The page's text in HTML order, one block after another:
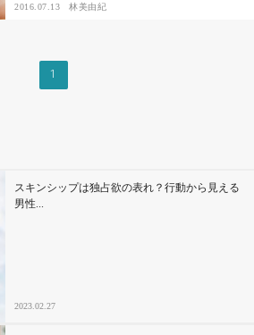
2016.07.13 林美由紀
1
スキンシップは独占欲の表れ？行動から見える
男性...
2023.02.27